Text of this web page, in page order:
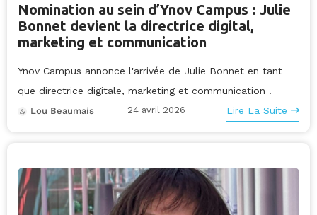
Nomination au sein d’Ynov Campus : Julie
Bonnet devient la directrice digital,
marketing et communication
Ynov Campus annonce l'arrivée de Julie Bonnet en tant
que directrice digitale, marketing et communication !
Lou Beaumais 24 avril 2026 Lire La Suite